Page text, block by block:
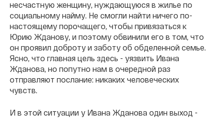
несчастную женщину, нуждающуюся в жилье по
социальному найму. Не смогли найти ничего по-
настоящему порочащего, чтобы привязаться к
Юрию Жданову, и поэтому обвинили его в том, что
он проявил доброту и заботу об обделенной семье.
Ясно, что главная цель здесь - уязвить Ивана
Жданова, но попутно нам в очередной раз
отправляют послание: никаких человеческих
чувств.
И в этой ситуации у Ивана Жданова один выход -